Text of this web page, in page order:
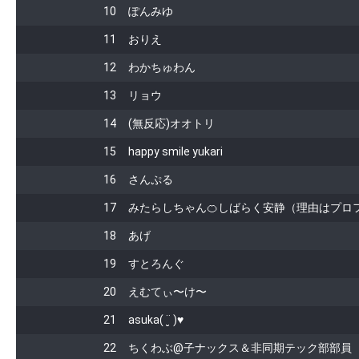
10 ぽんみゆ
11 おりえ
12 わかちゅわん
13 リョウ
14 (無反応)オオトリ
15 happy smile yukari
16 さんぷる
17 みたらしちゃん🍊しばらく安静（理由はプロ
18 あげ
19 すとろんぐ
20 えむてぃ〜け〜
21 asuka( ¨̮ )♥
22 ちくわぶ@子ナックス＆非同期テック部部員